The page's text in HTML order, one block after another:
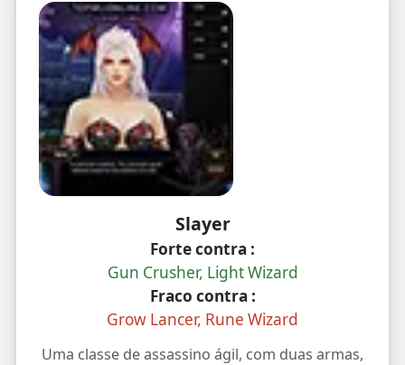
Slayer
Forte contra :
Gun Crusher, Light Wizard
Fraco contra :
Grow Lancer, Rune Wizard
Uma classe de assassino ágil, com duas armas,